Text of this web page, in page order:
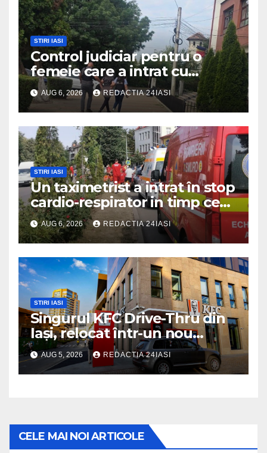
STIRI IASI
Control judiciar pentru o
femeie care a intrat cu
mașina într-o turmă de oi
AUG 6, 2026 REDACTIA 24IASI
STIRI IASI
Un taximetrist a intrat în stop
cardio-respirator in timp ce
se afla la volan
AUG 6, 2026 REDACTIA 24IASI
STIRI IASI
Singurul KFC Drive-Thru din
Iași, relocat într-un nou
spaţiu din Palas, cu peste
400 mp la interior și servicii
disponibile non-stop
AUG 5, 2026 REDACTIA 24IASI
CELE MAI NOI ARTICOLE